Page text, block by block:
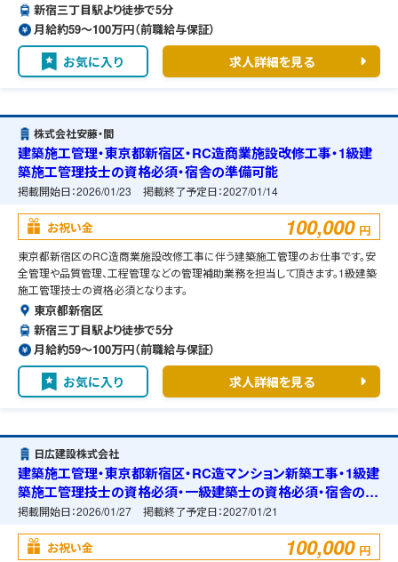
新宿三丁目駅より徒歩で5分
月給約59〜100万円（前職給与保証）
お気に入り 求人詳細を見る
株式会社安藤・間
建築施工管理・東京都新宿区・RC造商業施設改修工事・1級建
築施工管理技士の資格必須・宿舎の準備可能
掲載開始日：2026/01/23 掲載終了予定日：2027/01/14
お祝い金 100,000 円
東京都新宿区のRC造商業施設改修工事に伴う建築施工管理のお仕事です。安
全管理や品質管理、工程管理などの管理補助業務を担当して頂きます。1級建築
施工管理技士の資格必須となります。
東京都新宿区
新宿三丁目駅より徒歩で5分
月給約59〜100万円（前職給与保証）
お気に入り 求人詳細を見る
日広建設株式会社
建築施工管理・東京都新宿区・RC造マンション新築工事・1級建
築施工管理技士の資格必須・一級建築士の資格必須・宿舎の準
備可能
掲載開始日：2026/01/27 掲載終了予定日：2027/01/21
お祝い金 100,000 円